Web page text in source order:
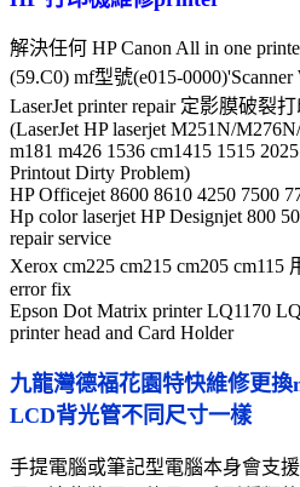
上門維修、手提電腦 各項
上門
維修服務。
上門電腦維修 清除電腦病
毒
重裝電腦系統 安裝軟體/硬
件
安裝軟體/硬件/驅動程式
設定印表機/檔案/寬頻共享
彩雷射噴墨 針式機 斷 換針
頭
歡迎查詢及預約 :
電話:23345909
解決任何 HP Canon All in one
(59.C0) mf型號(e015-0000)'Scanner
LaserJet printer repair 定影膜破裂
(LaserJet HP laserjet M251N/
m181 m426 1536 cm1415 1515
Printout Dirty Problem)
HP Officejet 8600 8610 4250 7500
Hp color laserjet HP Designjet 800
repair service
Xerox cm225 cm215 cm205
error fix
Epson Dot Matrix printer LQ1170
printer head and Card Holder
九龍灣德福花園特快維修更換
LCD背光管不同尺寸一樣
手提電腦或筆記型電腦本身會支